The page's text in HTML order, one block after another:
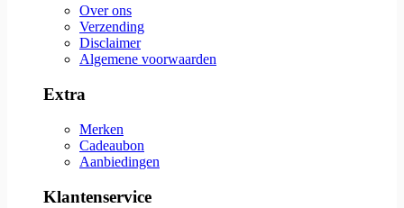
Over ons
Verzending
Disclaimer
Algemene voorwaarden
Extra
Merken
Cadeaubon
Aanbiedingen
Klantenservice